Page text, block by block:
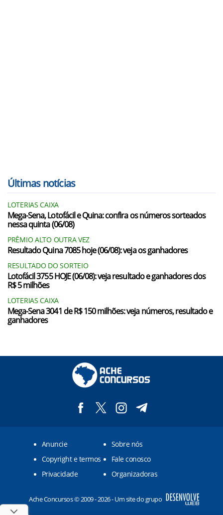
Últimas notícias
LOTERIAS CAIXA
Mega-Sena, Lotofácil e Quina: confira os números sorteados
nessa quinta (06/08)
PRÊMIO ALTO OUTRA VEZ
Resultado Quina 7085 hoje (06/08): veja os ganhadores
RESULTADO DO SORTEIO
Lotofácil 3755 HOJE (06/08): veja resultado e ganhadores dos
R$ 5 milhões
LOTERIAS CAIXA
Mega-Sena 3041 de R$ 150 milhões: veja números, resultado e
ganhadores
Anuncie
Sobre nós
Copyright e termos
Fale conosco
Privacidade
Organizadoras
Ache Concursos © 2009 - 2026 - Um site do grupo